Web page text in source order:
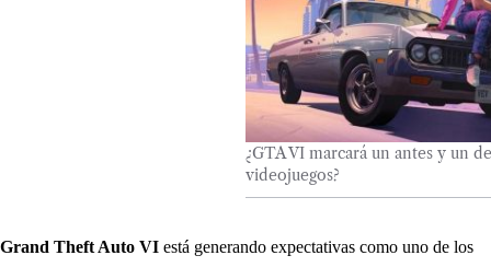
¿GTA VI marcará un antes y un
videojuegos?
Grand Theft Auto VI está generando expectativas como uno de los